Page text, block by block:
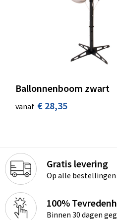
Ballonnenboom zwart
vanaf € 28,35
Gratis levering
Op alle bestellingen
100%
Binnen 30 dagen